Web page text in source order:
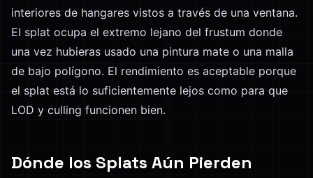
interiores de hangares vistos a través de una ventana.
El splat ocupa el extremo lejano del frustum donde
una vez hubieras usado una pintura mate o una malla
de bajo polígono. El rendimiento es aceptable porque
el splat está lo suficientemente lejos como para que
LOD y culling funcionen bien.
Dónde los Splats Aún Pierden